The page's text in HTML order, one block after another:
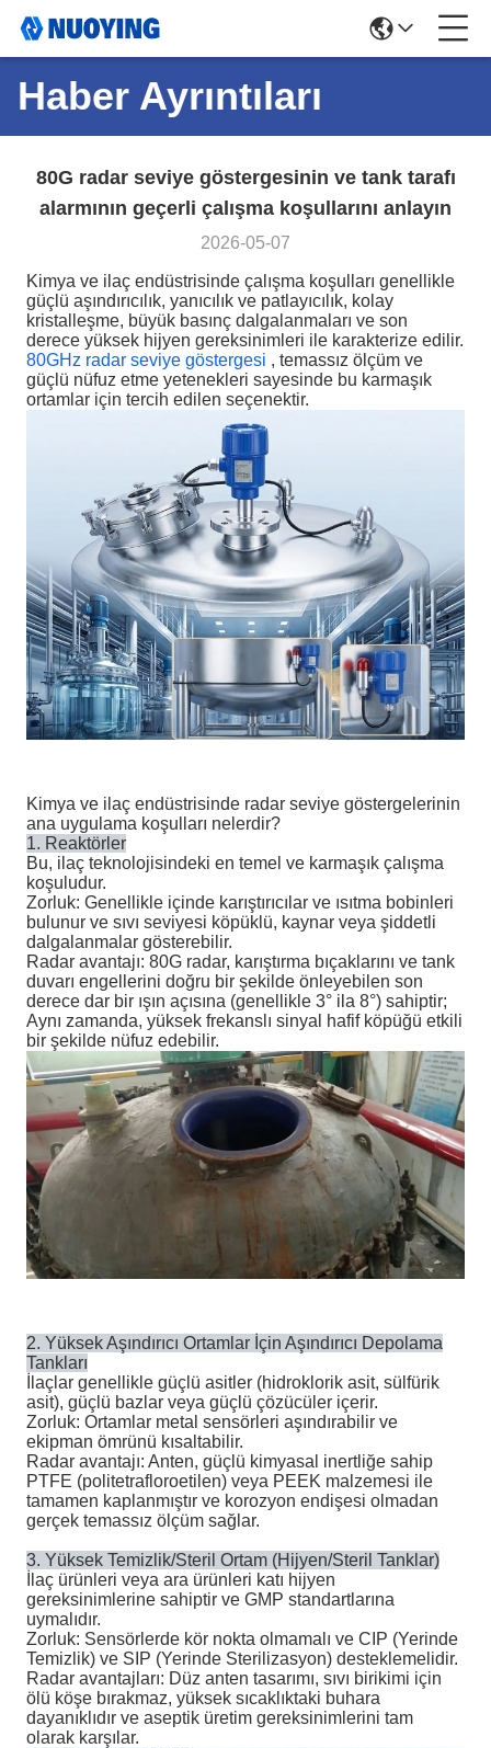
Haber Ayrıntıları
80G radar seviye göstergesinin ve tank tarafı
alarmının geçerli çalışma koşullarını anlayın
2026-05-07
Kimya ve ilaç endüstrisinde çalışma koşulları genellikle
güçlü aşındırıcılık, yanıcılık ve patlayıcılık, kolay
kristalleşme, büyük basınç dalgalanmaları ve son
derece yüksek hijyen gereksinimleri ile karakterize edilir.
80GHz radar seviye göstergesi , temassız ölçüm ve
güçlü nüfuz etme yetenekleri sayesinde bu karmaşık
ortamlar için tercih edilen seçenektir.
Kimya ve ilaç endüstrisinde radar seviye göstergelerinin
ana uygulama koşulları nelerdir?
1. Reaktörler
Bu, ilaç teknolojisindeki en temel ve karmaşık çalışma
koşuludur.
Zorluk: Genellikle içinde karıştırıcılar ve ısıtma bobinleri
bulunur ve sıvı seviyesi köpüklü, kaynar veya şiddetli
dalgalanmalar gösterebilir.
Radar avantajı: 80G radar, karıştırma bıçaklarını ve tank
duvarı engellerini doğru bir şekilde önleyebilen son
derece dar bir ışın açısına (genellikle 3° ila 8°) sahiptir;
Aynı zamanda, yüksek frekanslı sinyal hafif köpüğü etkili
bir şekilde nüfuz edebilir.
2. Yüksek Aşındırıcı Ortamlar İçin Aşındırıcı Depolama
Tankları
İlaçlar genellikle güçlü asitler (hidroklorik asit, sülfürik
asit), güçlü bazlar veya güçlü çözücüler içerir.
Zorluk: Ortamlar metal sensörleri aşındırabilir ve
ekipman ömrünü kısaltabilir.
Radar avantajı: Anten, güçlü kimyasal inertliğe sahip
PTFE (politetrafloroetilen) veya PEEK malzemesi ile
tamamen kaplanmıştır ve korozyon endişesi olmadan
gerçek temassız ölçüm sağlar.
3. Yüksek Temizlik/Steril Ortam (Hijyen/Steril Tanklar)
İlaç ürünleri veya ara ürünleri katı hijyen
gereksinimlerine sahiptir ve GMP standartlarına
uymalıdır.
Zorluk: Sensörlerde kör nokta olmamalı ve CIP (Yerinde
Temizlik) ve SIP (Yerinde Sterilizasyon) desteklemelidir.
Radar avantajları: Düz anten tasarımı, sıvı birikimi için
ölü köşe bırakmaz, yüksek sıcaklıktaki buhara
dayanıklıdır ve aseptik üretim gereksinimlerini tam
olarak karşılar.